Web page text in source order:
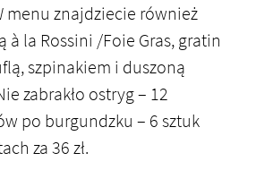
menu znajdziecie również
à la Rossini /Foie Gras, gratin
szpinakiem i duszoną
zabrakło ostryg – 12
po burgundzku – 6 sztuk
za 36 zł.